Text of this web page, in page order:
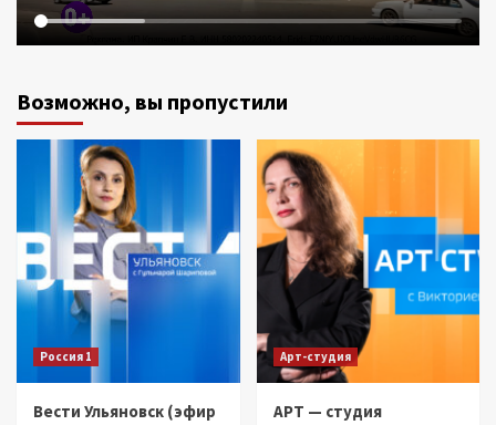
Возможно, вы пропустили
Россия 1
Вести Ульяновск (эфир
Арт-студия
АРТ — студия